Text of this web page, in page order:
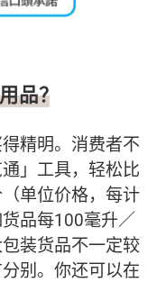
品？
精明。消费者不
」工具，轻松比
单位价格，每计
品每100毫升／
装货品不一定较
别。你还可以在